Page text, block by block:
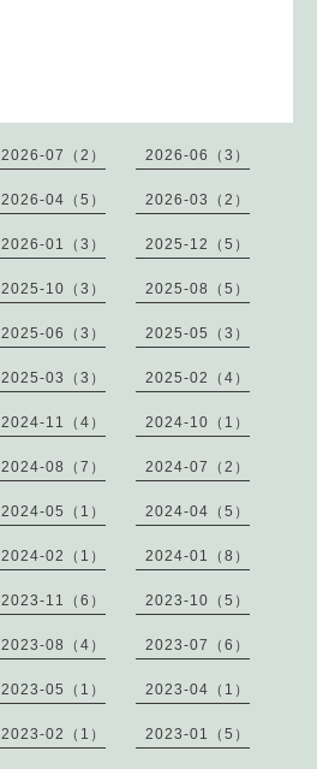
2026-07（2） 2026-06（3）
2026-04（5） 2026-03（2）
2026-01（3） 2025-12（5）
2025-10（3） 2025-08（5）
2025-06（3） 2025-05（3）
2025-03（3） 2025-02（4）
2024-11（4） 2024-10（1）
2024-08（7） 2024-07（2）
2024-05（1） 2024-04（5）
2024-02（1） 2024-01（8）
2023-11（6） 2023-10（5）
2023-08（4） 2023-07（6）
2023-05（1） 2023-04（1）
2023-02（1） 2023-01（5）